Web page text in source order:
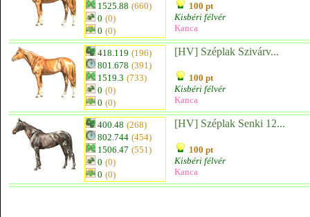
1525.88 (660)
0 (0)
0 (0)
100 pt
Kisbéri félvér
Kanca
418.119 (196)
801.678 (391)
1519.3 (733)
0 (0)
0 (0)
[HV] Széplak Szivárv...
100 pt
Kisbéri félvér
Kanca
400.48 (268)
802.744 (454)
1506.47 (551)
0 (0)
0 (0)
[HV] Széplak Senki 12...
100 pt
Kisbéri félvér
Kanca